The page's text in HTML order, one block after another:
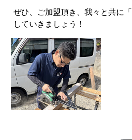
ぜひ、ご加盟頂き、我々と共に
していきましょう！